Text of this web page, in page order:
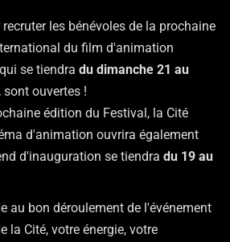
les bénévoles de la prochaine
du film d'animation
se tiendra du dimanche 21 au
, sont ouvertes !
édition du Festival, la Cité
d'animation ouvrira également
d'inauguration se tiendra du 19 au
au bon déroulement de l'événement
la Cité, votre énergie, votre